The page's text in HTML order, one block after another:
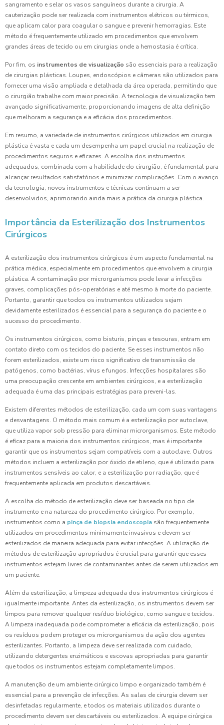
sangramento e selar os vasos sanguíneos durante a cirurgia. A
cauterização pode ser realizada com instrumentos elétricos ou térmicos,
que aplicam calor para coagular o sangue e prevenir hemorragias. Este
método é frequentemente utilizado em procedimentos que envolvem
grandes áreas de tecido ou em cirurgias onde a hemostasia é crítica.
Por fim, os instrumentos de visualização são essenciais para a realização
de cirurgias plásticas. Loupes, endoscópios e câmeras são utilizados para
fornecer uma visão ampliada e detalhada da área operada, permitindo que
o cirurgião trabalhe com maior precisão. A tecnologia de visualização tem
avançado significativamente, proporcionando imagens de alta definição
que melhoram a segurança e a eficácia dos procedimentos.
Em resumo, a variedade de instrumentos cirúrgicos utilizados em cirurgia
plástica é vasta e cada um desempenha um papel crucial na realização de
procedimentos seguros e eficazes. A escolha dos instrumentos
adequados, combinada com a habilidade do cirurgião, é fundamental para
alcançar resultados satisfatórios e minimizar complicações. Com o avanço
da tecnologia, novos instrumentos e técnicas continuam a ser
desenvolvidos, aprimorando ainda mais a prática da cirurgia plástica.
Importância da Esterilização dos Instrumentos
Cirúrgicos
A esterilização dos instrumentos cirúrgicos é um aspecto fundamental na
prática médica, especialmente em procedimentos que envolvem a cirurgia
plástica. A contaminação por microrganismos pode levar a infecções
graves, complicações pós-operatórias e até mesmo à morte do paciente.
Portanto, garantir que todos os instrumentos utilizados sejam
devidamente esterilizados é essencial para a segurança do paciente e o
sucesso do procedimento.
Os instrumentos cirúrgicos, como bisturis, pinças e tesouras, entram em
contato direto com os tecidos do paciente. Se esses instrumentos não
forem esterilizados, existe um risco significativo de transmissão de
patógenos, como bactérias, vírus e fungos. Infecções hospitalares são
uma preocupação crescente em ambientes cirúrgicos, e a esterilização
adequada é uma das principais estratégias para preveni-las.
Existem diferentes métodos de esterilização, cada um com suas vantagens
e desvantagens. O método mais comum é a esterilização por autoclave,
que utiliza vapor sob pressão para eliminar microrganismos. Este método
é eficaz para a maioria dos instrumentos cirúrgicos, mas é importante
garantir que os instrumentos sejam compatíveis com a autoclave. Outros
métodos incluem a esterilização por óxido de etileno, que é utilizado para
instrumentos sensíveis ao calor, e a esterilização por radiação, que é
frequentemente aplicada em produtos descartáveis.
A escolha do método de esterilização deve ser baseada no tipo de
instrumento e na natureza do procedimento cirúrgico. Por exemplo,
instrumentos como a pinça de biopsia endoscopia são frequentemente
utilizados em procedimentos minimamente invasivos e devem ser
esterilizados de maneira adequada para evitar infecções. A utilização de
métodos de esterilização apropriados é crucial para garantir que esses
instrumentos estejam livres de contaminantes antes de serem utilizados em
um paciente.
Além da esterilização, a limpeza adequada dos instrumentos cirúrgicos é
igualmente importante. Antes da esterilização, os instrumentos devem ser
limpos para remover qualquer resíduo biológico, como sangue e tecidos.
A limpeza inadequada pode comprometer a eficácia da esterilização, pois
os resíduos podem proteger os microrganismos da ação dos agentes
esterilizantes. Portanto, a limpeza deve ser realizada com cuidado,
utilizando detergentes enzimáticos e escovas apropriadas para garantir
que todos os instrumentos estejam completamente limpos.
A manutenção de um ambiente cirúrgico limpo e organizado também é
essencial para a prevenção de infecções. As salas de cirurgia devem ser
desinfetadas regularmente, e todos os materiais utilizados durante o
procedimento devem ser descartáveis ou esterilizados. A equipe cirúrgica